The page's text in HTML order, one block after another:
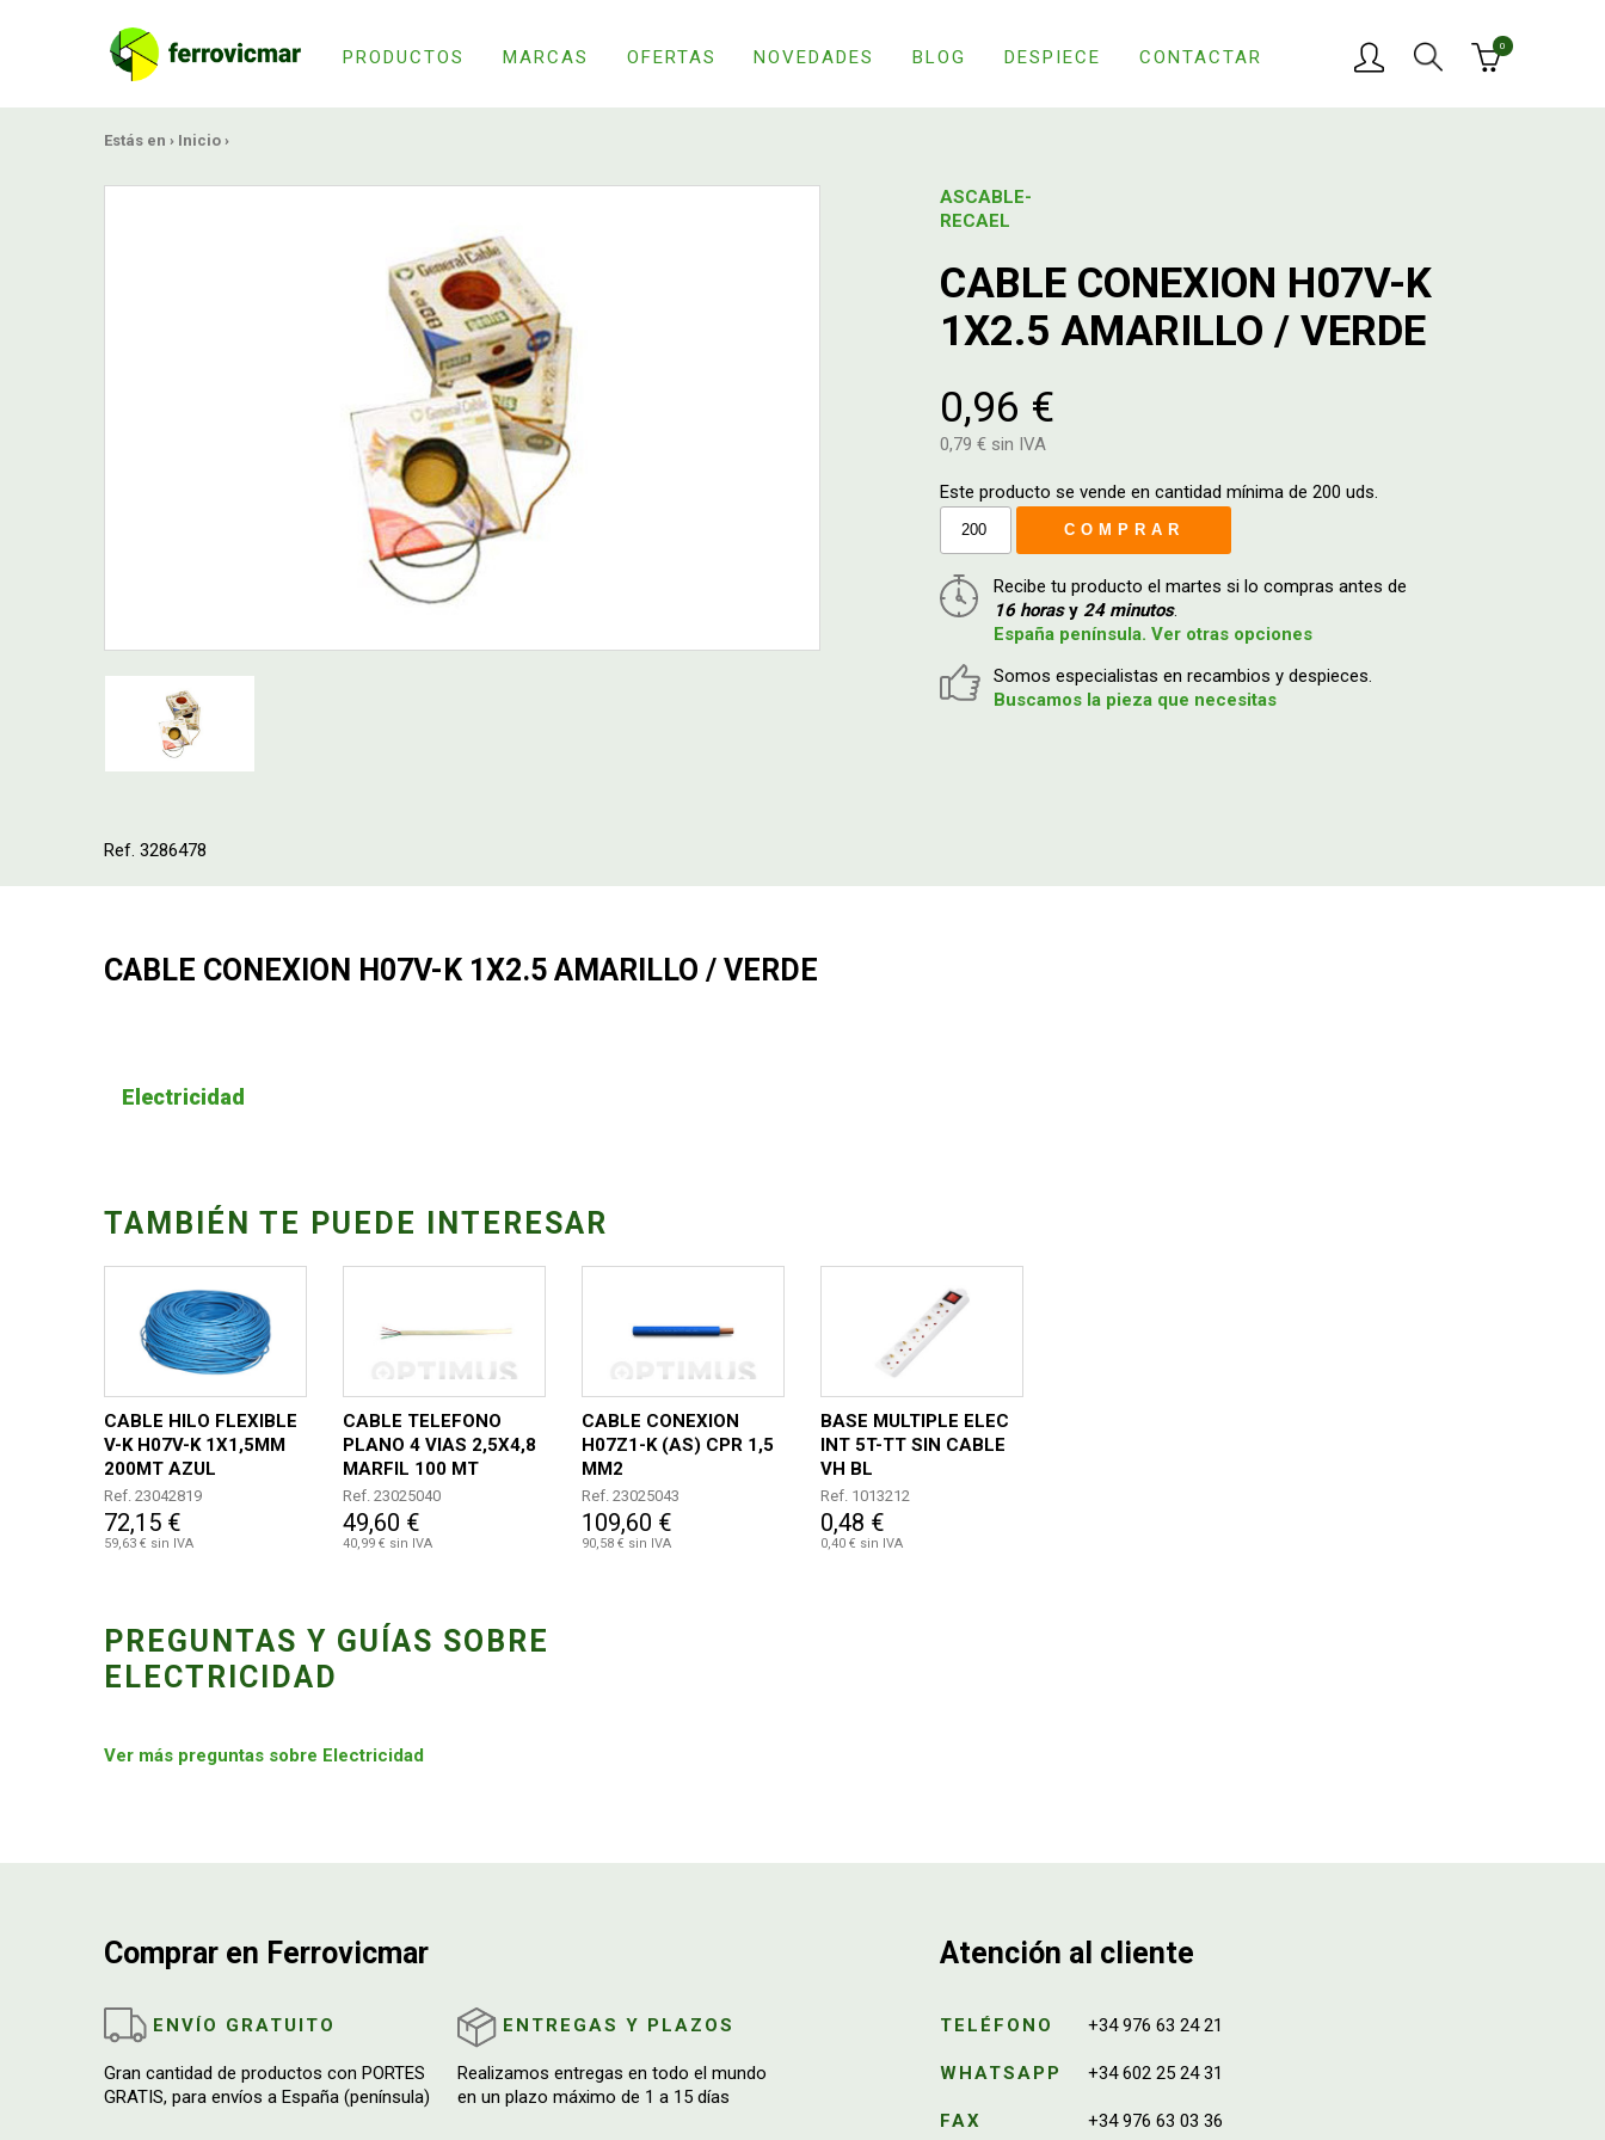
PRODUCTOS MARCAS OFERTAS NOVEDADES BLOG DESPIECE CONTACTAR
0
Estás en › Inicio ›
Ref. 3286478
ASCABLE-
RECAEL
CABLE CONEXION H07V-K
1X2.5 AMARILLO / VERDE
0,96 €
0,79 € sin IVA
Este producto se vende en cantidad mínima de 200 uds.
COMPRAR
Recibe tu producto el martes si lo compras antes de
16 horasy 24 minutos.
España península. Ver otras opciones
Somos especialistas en recambios y despieces.
Buscamos la pieza que necesitas
CABLE CONEXION H07V-K 1X2.5 AMARILLO / VERDE
Electricidad
TAMBIÉN TE PUEDE INTERESAR
CABLE HILO FLEXIBLE
V-K H07V-K 1X1,5MM
200MT AZUL
Ref. 23042819
72,15 €
59,63 € sin IVA
CABLE TELEFONO
PLANO 4 VIAS 2,5X4,8
MARFIL 100 MT
Ref. 23025040
49,60 €
40,99 € sin IVA
CABLE CONEXION
H07Z1-K (AS) CPR 1,5
MM2
AMARILLO/VERDE
200MT
Ref. 23025043
109,60 €
90,58 € sin IVA
BASE MULTIPLE ELEC
INT 5T-TT SIN CABLE
VH BL
Ref. 1013212
0,48 €
0,40 € sin IVA
PREGUNTAS Y GUÍAS SOBRE
ELECTRICIDAD
Ver más preguntas sobre Electricidad
Comprar en Ferrovicmar
ENVÍO GRATUITO
Gran cantidad de productos con PORTES
GRATIS, para envíos a España (península)
ENTREGAS Y PLAZOS
Realizamos entregas en todo el mundo
en un plazo máximo de 1 a 15 días
Atención al cliente
TELÉFONO +34 976 63 24 21
WHATSAPP +34 602 25 24 31
FAX +34 976 63 03 36